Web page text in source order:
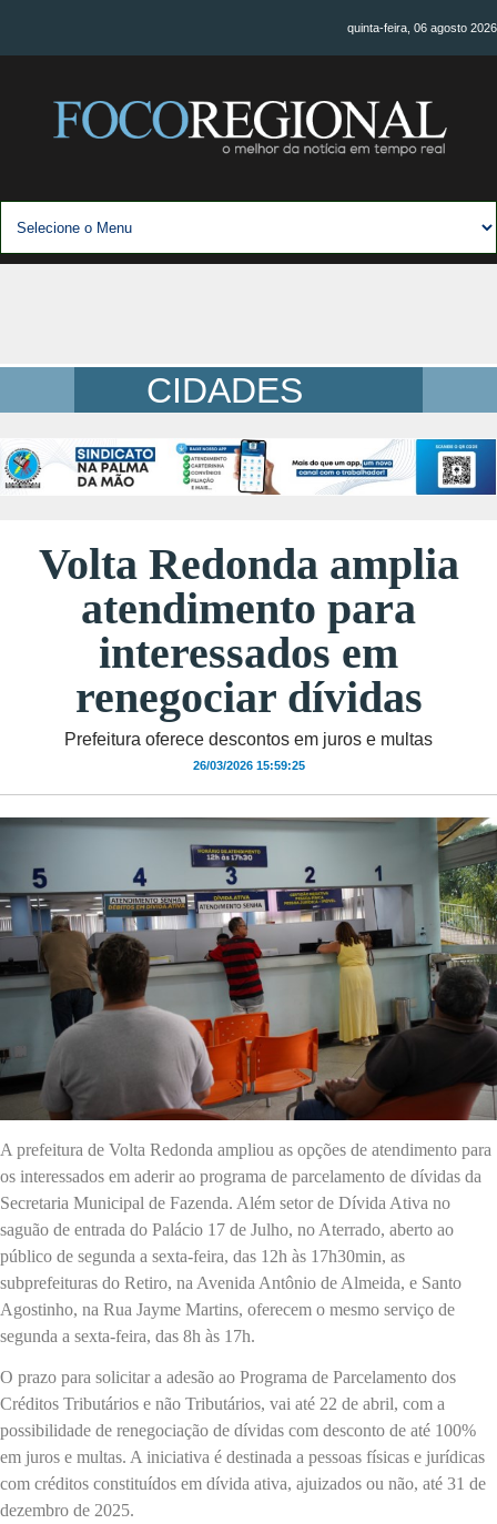
quinta-feira, 06 agosto 2026
CIDADES
Volta Redonda amplia
atendimento para
interessados em
renegociar dívidas
Prefeitura oferece descontos em juros e multas
26/03/2026 15:59:25
A prefeitura de Volta Redonda ampliou as opções de atendimento para
os interessados em aderir ao programa de parcelamento de dívidas da
Secretaria Municipal de Fazenda. Além setor de Dívida Ativa no
saguão de entrada do Palácio 17 de Julho, no Aterrado, aberto ao
público de segunda a sexta-feira, das 12h às 17h30min, as
subprefeituras do Retiro, na Avenida Antônio de Almeida, e Santo
Agostinho, na Rua Jayme Martins, oferecem o mesmo serviço de
segunda a sexta-feira, das 8h às 17h.
O prazo para solicitar a adesão ao Programa de Parcelamento dos
Créditos Tributários e não Tributários, vai até 22 de abril, com a
possibilidade de renegociação de dívidas com desconto de até 100%
em juros e multas. A iniciativa é destinada a pessoas físicas e jurídicas
com créditos constituídos em dívida ativa, ajuizados ou não, até 31 de
dezembro de 2025.